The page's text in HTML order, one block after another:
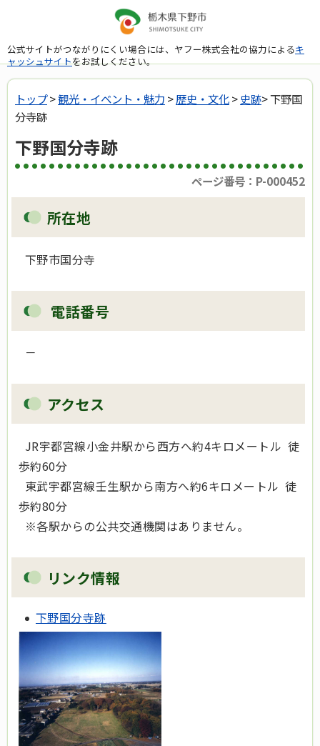
公式サイトがつながりにくい場合には、ヤフー株式会社の協力によるキ
ャッシュサイトをお試しください。
トップ>観光・イベント・魅力 >歴史・文化>史跡> 下野国
分寺跡
下野国分寺跡
ページ番号：P-000452
所在地
下野市国分寺
電話番号
－
アクセス
JR宇都宮線小金井駅から西方へ約4キロメートル 徒
歩約60分
東武宇都宮線壬生駅から南方へ約6キロメートル 徒
歩約80分
※各駅からの公共交通機関はありません。
リンク情報
下野国分寺跡